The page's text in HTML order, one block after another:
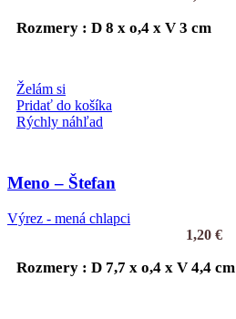
Rozmery : D 8 x o,4 x V 3 cm
Želám si
Pridať do košíka
Rýchly náhľad
Meno – Štefan
Výrez - mená chlapci
1,20 €
Rozmery : D 7,7 x o,4 x V 4,4 cm